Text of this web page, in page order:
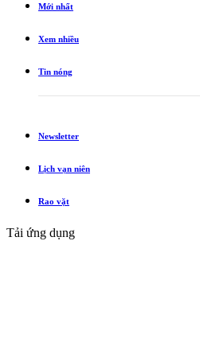
Mới nhất
Xem nhiều
Tin nóng
Newsletter
Lịch vạn niên
Rao vặt
Tải ứng dụng